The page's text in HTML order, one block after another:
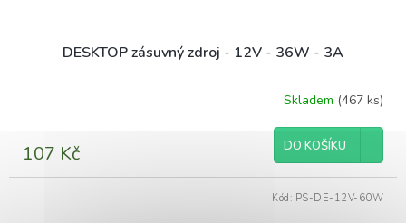
DESKTOP zásuvný zdroj - 12V - 36W - 3A
Skladem (467 ks)
107 Kč DO KOŠÍKU
Kód: PS-DE-12V-60W